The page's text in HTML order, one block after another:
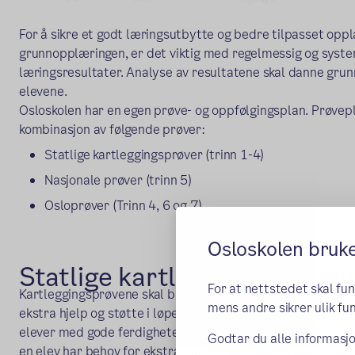
Osloskolen
For at nettstedet skal
mens andre sikrer ulik
Godtar du alle
For å sikre et godt læringsutbytte og bedre tilpasset
grunnopplæringen, er det viktig med regelmessig og
læringsresultater. Analyse av resultatene skal danne
elevene.
Osloskolen har en egen prøve- og oppfølgingsplan.
kombinasjon av følgende prøver:
Statlige kartleggingsprøver (trinn 1-4)
Nasjonale prøver (trinn 5)
Osloprøver (Trinn 4, 6 og 7)
Statlige
Kartleggingsprøvene skal brukes av skolen og lærerne til
ekstra hjelp og støtte i løpet av de første skoleårene.
elever med gode ferdigheter, kun de som trenger ekstra